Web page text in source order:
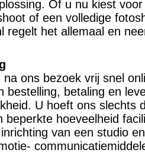
Of u nu kiest
of een volledige
regelt het allemaal en
na ons bezoek vrij snel
bestelling, betaling en
U hoeft ons slechts
beperkte hoeveelheid
van een studio